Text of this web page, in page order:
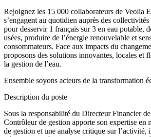
Rejoignez les 15 000 collaborateurs de Veolia
s’engagent au quotidien auprès des
pour desservir 1 français sur 3 en eau potable,
usées, produire de l’énergie renouvelable et
consommateurs. Face aux impacts du
proposons des solutions innovantes, locales et
la gestion de l’eau.
Ensemble soyons acteurs de la transformation
Description du poste
Sous la responsabilité du Directeur Financier
Contrôleur de gestion apporte son expertise en
de gestion et une analyse critique sur l’activité,